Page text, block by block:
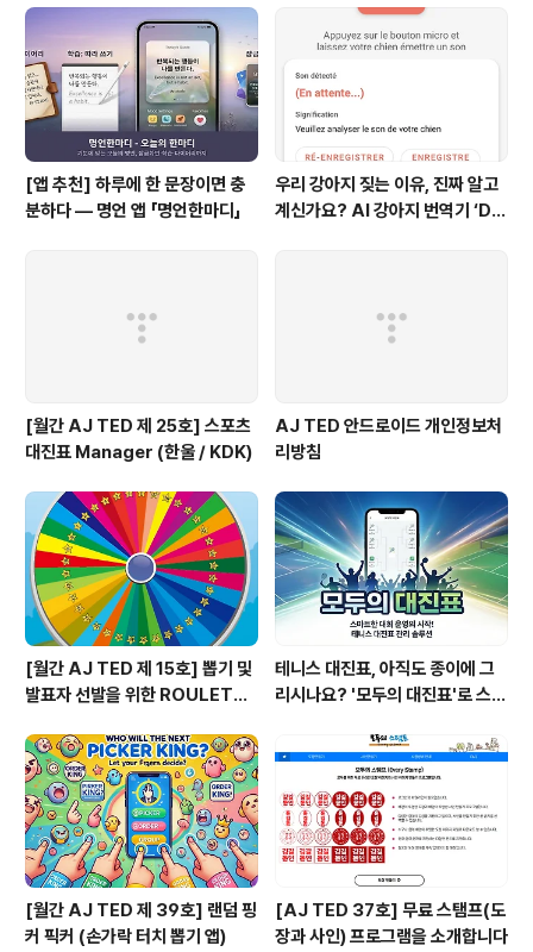
들어 놓고필요한 경우 자유롭게 사용할 수 있는 편리한 앱
입니다. 1. 화면이 아주 직관적이어서 누구나 쉽게 사용할
수 있습니다. 2. 필요한 행사..
[앱 추천] 하루에 한 문장이면 충
분하다 — 명언 앱 「명언한마디」
우리 강아지 짖는 이유, 진짜 알고
계신가요? AI 강아지 번역기 ‘Do
[월간 AJ TED 제 25호] 스포츠
대진표 Manager (한울 / KDK)
AJ TED 안드로이드 개인정보처
리방침
[월간 AJ TED 제 15호] 뽑기 및
발표자 선발을 위한 ROULETTE
테니스 대진표, 아직도 종이에 그
리시나요? '모두의 대진표'로 스마
[월간 AJ TED 제 39호] 랜덤 핑
커 픽커 (손가락 터치 뽑기 앱)
[AJ TED 37호] 무료 스탬프(도
장과 사인) 프로그램을 소개합니다